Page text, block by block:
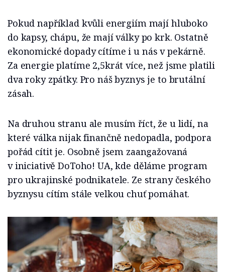
Pokud například kvůli energiím mají hluboko
do kapsy, chápu, že mají války po krk. Ostatně
ekonomické dopady cítíme i u nás v pekárně.
Za energie platíme 2,5krát více, než jsme platili
dva roky zpátky. Pro náš byznys je to brutální
zásah.
Na druhou stranu ale musím říct, že u lidí, na
které válka nijak finančně nedopadla, podpora
pořád cítit je. Osobně jsem zaangažovaná
v iniciativě DoToho! UA, kde děláme program
pro ukrajinské podnikatele. Ze strany českého
byznysu cítím stále velkou chuť pomáhat.